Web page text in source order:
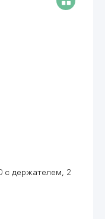
с держателем, 2